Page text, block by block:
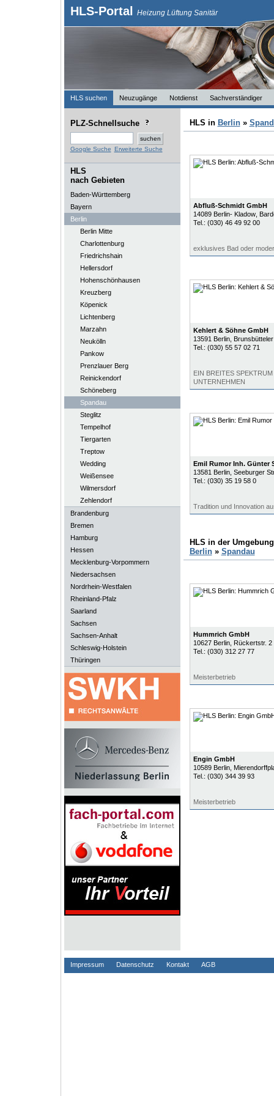
HLS-Portal Heizung Lüftung Sanitär
HLS suchen Neuzugänge Notdienst Sachverständiger
PLZ-Schnellsuche
Google Suche Erweiterte Suche
HLS
nach Gebieten
Baden-Württemberg
Bayern
Berlin
Berlin Mitte
Charlottenburg
Friedrichshain
Hellersdorf
Hohenschönhausen
Kreuzberg
Köpenick
Lichtenberg
Marzahn
Neukölln
Pankow
Prenzlauer Berg
Reinickendorf
Schöneberg
Spandau
Steglitz
Tempelhof
Tiergarten
Treptow
Wedding
Weißensee
Wilmersdorf
Zehlendorf
Brandenburg
Bremen
Hamburg
Hessen
Mecklenburg-Vorpommern
Niedersachsen
Nordrhein-Westfalen
Rheinland-Pfalz
Saarland
Sachsen
Sachsen-Anhalt
Schleswig-Holstein
Thüringen
HLS in Berlin»
Abfluß-Schmidt GmbH
14089 Berlin- Kladow,
Tel.: (030) 46 49 92 00
exklusives Bad oder
Kehlert & Söhne GmbH
13591 Berlin,
Tel.: (030) 55 57 02 71
EIN BREITES
UNTERNEHMEN
Emil Rumor Inh. Günter
13581 Berlin, Seeburger
Tel.: (030) 35 19 58 0
Tradition und Innovation
HLS in der
Berlin» Spandau
Hummrich GmbH
10627 Berlin, Rückertstr. 2
Tel.: (030) 312 27 77
Meisterbetrieb
Engin GmbH
10589 Berlin,
Tel.: (030) 344 39 93
Meisterbetrieb
Impressum Datenschutz Kontakt AGB